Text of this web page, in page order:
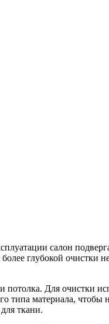
салон
глубокой очистки
потолка. Для очистки
типа материала, чтобы
ткани.